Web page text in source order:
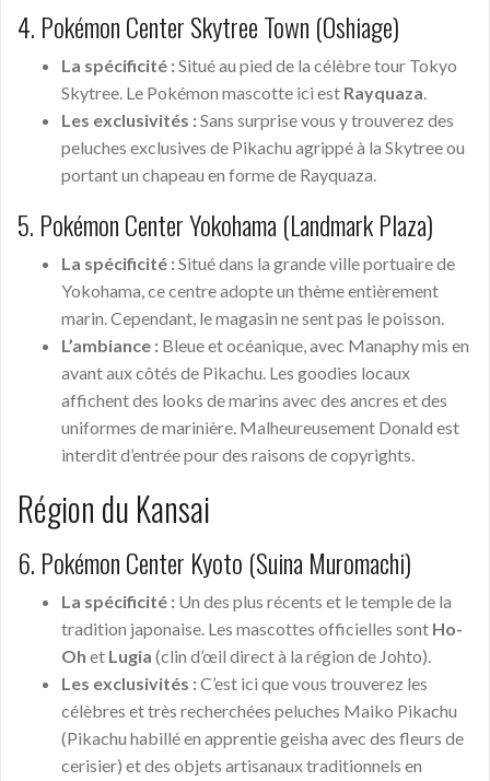
4. Pokémon Center Skytree Town (Oshiage)
La spécificité :Situé au pied de la célèbre tour Tokyo
Skytree. Le Pokémon mascotte ici est Rayquaza.
Les exclusivités :Sans surprise vous y trouverez des
peluches exclusives de Pikachu agrippé à la Skytree ou
portant un chapeau en forme de Rayquaza.
5. Pokémon Center Yokohama (Landmark Plaza)
La spécificité :Situé dans la grande ville portuaire de
Yokohama, ce centre adopte un thème entièrement
marin. Cependant, le magasin ne sent pas le poisson.
L’ambiance : Bleue et océanique, avec Manaphy mis en
avant aux côtés de Pikachu. Les goodies locaux
affichent des looks de marins avec des ancres et des
uniformes de marinière. Malheureusement Donald est
interdit d’entrée pour des raisons de copyrights.
Région du Kansai
6. Pokémon Center Kyoto (Suina Muromachi)
La spécificité : Un des plus récents et le temple de la
tradition japonaise. Les mascottes officielles sont Ho-
Oh et Lugia (clin d’œil direct à la région de Johto).
Les exclusivités :C’est ici que vous trouverez les
célèbres et très recherchées peluches Maiko Pikachu
(Pikachu habillé en apprentie geisha avec des fleurs de
cerisier) et des objets artisanaux traditionnels en